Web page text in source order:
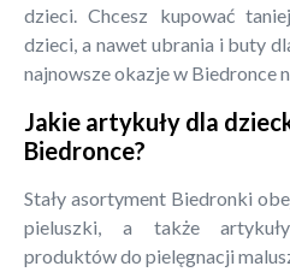
dzieci. Chcesz kupować
dzieci, a nawet ubrania i buty
najnowsze okazje w Biedronce
Jakie artykuły dla
Biedronce?
Stały asortyment Biedronki
pieluszki, a także
produktów do pielęgnacji